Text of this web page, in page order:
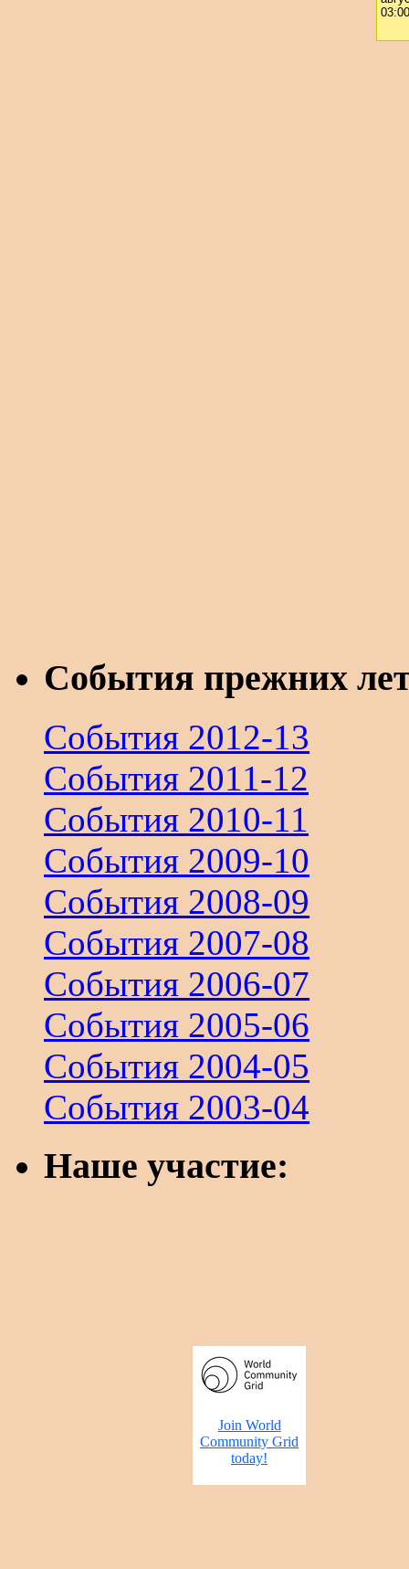
События прежних
События 2012-13
События 2011-12
События 2010-11
События 2009-10
События 2008-09
События 2007-08
События 2006-07
События 2005-06
События 2004-05
События 2003-04
Наше участие: